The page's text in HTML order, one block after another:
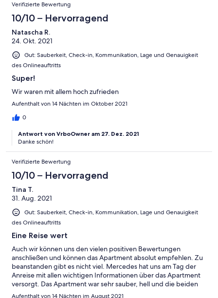
etwas zu Fuß erledigen kann, der irrt sich. Wir haben es gar
nicht erst probiert, sondern immer das Auto benutzt. Das war
kein Problem, denn Ende Oktober war es nicht mehr voll in
Bandol. Der Ort bietet alles was man braucht, die Restaurants
sind zu empfehlen und die Umgebung sollte jeder auf seine Art
erkunden, es ganz bestimmt etwas dabei. Wir werden
bestimmt wiederkommen - Danke Mercedes!
Verifizierte Bewertung
10/10 – Hervorragend
Natascha R.
24. Okt. 2021
Gut: Sauberkeit, Check-in, Kommunikation, Lage und Genauigkeit
des Onlineauftritts
Super!
Wir waren mit allem hoch zufrieden
Aufenthalt von 14 Nächten im Oktober 2021
0
Antwort von VrboOwner am 27. Dez. 2021
Danke schön!
Verifizierte Bewertung
10/10 – Hervorragend
Tina T.
31. Aug. 2021
Gut: Sauberkeit, Check-in, Kommunikation, Lage und Genauigkeit
des Onlineauftritts
Eine Reise wert
Auch wir können uns den vielen positiven Bewertungen
anschließen und können das Apartment absolut empfehlen. Zu
beanstanden gibt es nicht viel. Mercedes hat uns am Tag der
Anreise mit allen wichtigen Informationen über das Apartment
versorgt. Das Apartment war sehr sauber, hell und die beiden
Klimaanlagen funktionierten einwandfrei. Küche, Bad und die
Aufenthalt von 14 Nächten im August 2021